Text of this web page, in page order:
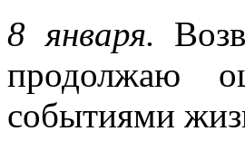
8 января.
продолжаю
событиями